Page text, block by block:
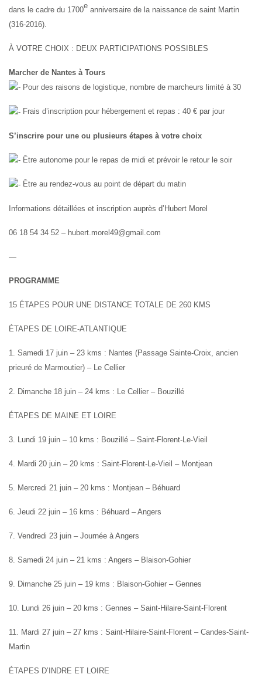
dans le cadre du 1700e anniversaire de la naissance de saint Martin
(316-2016).
À VOTRE CHOIX : DEUX PARTICIPATIONS POSSIBLES
Marcher de Nantes à Tours
Pour des raisons de logistique, nombre de marcheurs limité à 30
Frais d’inscription pour hébergement et repas : 40 € par jour
S’inscrire pour une ou plusieurs étapes à votre choix
Être autonome pour le repas de midi et prévoir le retour le soir
Être au rendez-vous au point de départ du matin
Informations détaillées et inscription auprès d’Hubert Morel
06 18 54 34 52 – hubert.morel49@gmail.com
—
PROGRAMME
15 ÉTAPES POUR UNE DISTANCE TOTALE DE 260 KMS
ÉTAPES DE LOIRE-ATLANTIQUE
1. Samedi 17 juin – 23 kms : Nantes (Passage Sainte-Croix, ancien
prieuré de Marmoutier) – Le Cellier
2. Dimanche 18 juin – 24 kms : Le Cellier – Bouzillé
ÉTAPES DE MAINE ET LOIRE
3. Lundi 19 juin – 10 kms : Bouzillé – Saint-Florent-Le-Vieil
4. Mardi 20 juin – 20 kms : Saint-Florent-Le-Vieil – Montjean
5. Mercredi 21 juin – 20 kms : Montjean – Béhuard
6. Jeudi 22 juin – 16 kms : Béhuard – Angers
7. Vendredi 23 juin – Journée à Angers
8. Samedi 24 juin – 21 kms : Angers – Blaison-Gohier
9. Dimanche 25 juin – 19 kms : Blaison-Gohier – Gennes
10. Lundi 26 juin – 20 kms : Gennes – Saint-Hilaire-Saint-Florent
11. Mardi 27 juin – 27 kms : Saint-Hilaire-Saint-Florent – Candes-Saint-
Martin
ÉTAPES D’INDRE ET LOIRE